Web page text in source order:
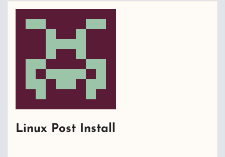
Linux Post Install